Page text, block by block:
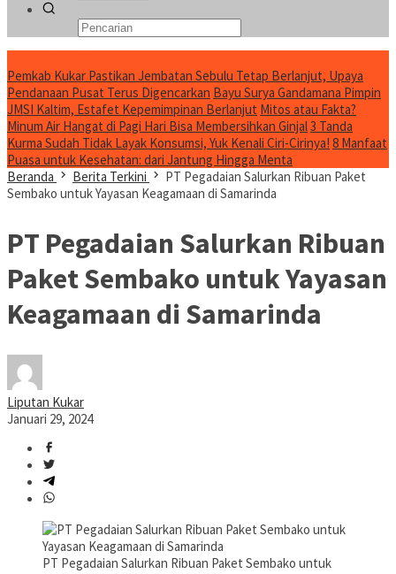
Pemkab Kukar Pastikan Jembatan Sebulu Tetap Berlanjut, Upaya
Pendanaan Pusat Terus Digencarkan Bayu Surya Gandamana Pimpin
JMSI Kaltim, Estafet Kepemimpinan Berlanjut Mitos atau Fakta?
Minum Air Hangat di Pagi Hari Bisa Membersihkan Ginjal3 Tanda
Kurma Sudah Tidak Layak Konsumsi, Yuk Kenali Ciri-Cirinya! 8 Manfaat
Puasa untuk Kesehatan: dari Jantung Hingga Menta
Beranda
Berita Terkini
PT Pegadaian Salurkan Ribuan Paket
Sembako untuk Yayasan Keagamaan di Samarinda
PT Pegadaian Salurkan Ribuan
Paket Sembako untuk Yayasan
Keagamaan di Samarinda
Liputan Kukar
Januari 29, 2024
PT Pegadaian Salurkan Ribuan Paket Sembako untuk